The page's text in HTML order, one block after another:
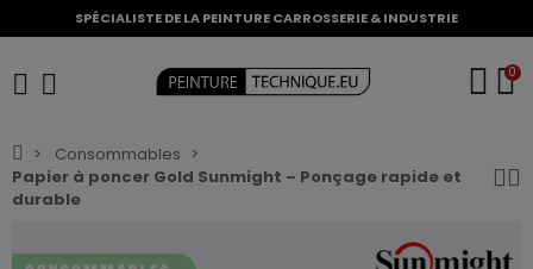
SPÉCIALISTE DE LA PEINTURE CARROSSERIE & INDUSTRIE
0
Consommables
Papier à poncer Gold Sunmight – Ponçage rapide et
durable